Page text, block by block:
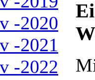
-2020
-2021
-2022